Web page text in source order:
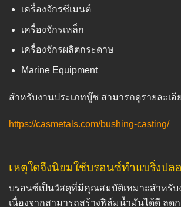
เครื่องจักรซีเมนต์
เครื่องจักรเหล็ก
เครื่องจักรผลิตกระดาษ
Marine Equipment
สำหรับงานประเภทบู๊ช สามารถดูรายละเอี
https://casmetals.com/bushing-casting/
เหตุใดจึงนิยมใช้บรอนซ์ทำแบริ่งปล
บรอนซ์เป็นวัสดุที่มีคุณสมบัติเหมาะสำหรับ
เนื่องจากสามารถสร้างฟิล์มน้ำมันได้ดี ลด